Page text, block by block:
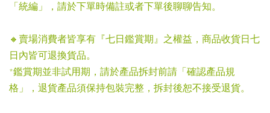
「統編」，請於下單時備註或者下單後聊聊告知。
🔸賣場消費者皆享有『七日鑑賞期』之權益，商品收貨日七
日內皆可退換貨品。
*鑑賞期並非試用期，請於產品拆封前請「確認產品規
格」，退貨產品須保持包裝完整，拆封後恕不接受退貨。